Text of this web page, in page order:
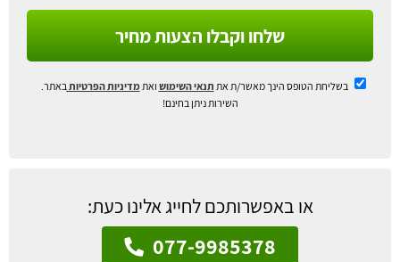
שלחו וקבלו הצעות מחיר
בשליחת הטופס הינך מאשר/ת את תנאי השימוש ואתמדיניות הפרטיותבאתר.
השירות ניתן בחינם!
או באפשרותכם לחייג אלינו כעת:
077-9985378